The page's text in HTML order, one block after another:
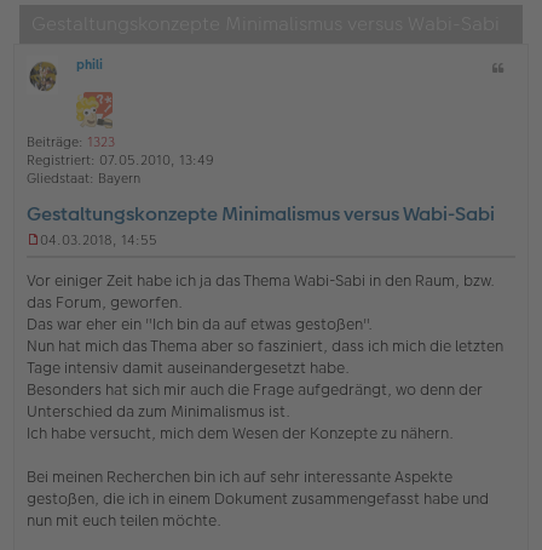
O
ff
n
e
phili
Beiträge: 1323
Registriert: 07.05.2010, 13:49
Gliedstaat: Bayern
Gestaltungskonzepte Minimalismus versus Wabi-Sabi
g
e
l
e
s
e
n
e
r
e
t
r
04.03.2018, 14:55
Vor einiger Zeit habe ich ja das Thema Wabi-Sabi in den Raum, bzw.
das Forum, geworfen.
Das war eher ein "Ich bin da auf etwas gestoßen".
Nun hat mich das Thema aber so fasziniert, dass ich mich die letzten
Tage intensiv damit auseinandergesetzt habe.
Besonders hat sich mir auch die Frage aufgedrängt, wo denn der
Unterschied da zum Minimalismus ist.
Ich habe versucht, mich dem Wesen der Konzepte zu nähern.
Bei meinen Recherchen bin ich auf sehr interessante Aspekte
gestoßen, die ich in einem Dokument zusammengefasst habe und
nun mit euch teilen möchte.